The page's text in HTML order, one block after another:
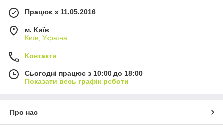
Працює з 11.05.2016
м. Київ
Київ, Україна
Контакти
Сьогодні працює з 10:00 до 18:00
Показати весь графік роботи
Про нас